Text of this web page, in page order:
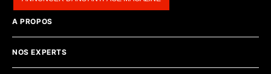
A PROPOS
NOS EXPERTS